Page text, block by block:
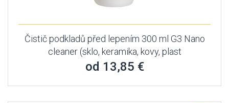
Čistič podkladů před lepením 300 ml G3 Nano
cleaner (sklo, keramika, kovy, plast
od 13,85 €